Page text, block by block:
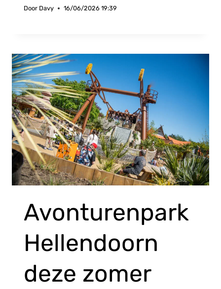
Door Davy 16/06/2026 19:39
Avonturenpark
Hellendoorn
deze zomer